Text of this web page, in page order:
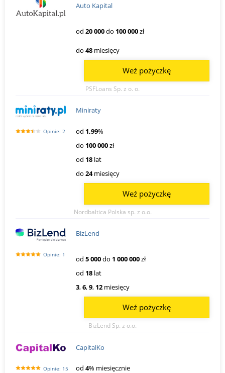
Auto Kapital
od 20 000do 100 000zł
do 48 miesięcy
PSFLoans Sp. z o. o.
Weź pożyczkę
Opinie: 2
Miniraty
od 1,99%
do 100 000zł
od 18 lat
do 24miesięcy
Nordbaltica Polska sp. z o.o.
Weź pożyczkę
Opinie: 1
BizLend
od 5 000do 1 000 000zł
od 18 lat
3,6,9, 12 miesięcy
BizLend Sp. z o.o.
Weź pożyczkę
Opinie: 15
CapitalKo
od 4% miesięcznie